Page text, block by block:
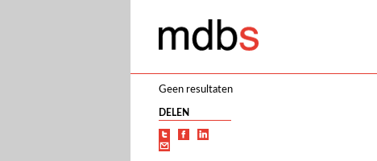
Geen resultaten
DELEN